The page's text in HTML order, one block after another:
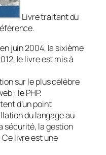
Livre traitant du
juin 2004, la sixième
le livre est mis à
sur le plus célèbre
: le PHP.
d’un point
du langage au
sécurité, la gestion
livre est une